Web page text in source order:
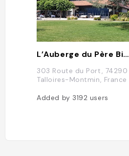
L’Auberge du Père Bise - Jean Sulpice
303 Route du Port, 74290
Talloires-Montmin, France
Added by 3192 users